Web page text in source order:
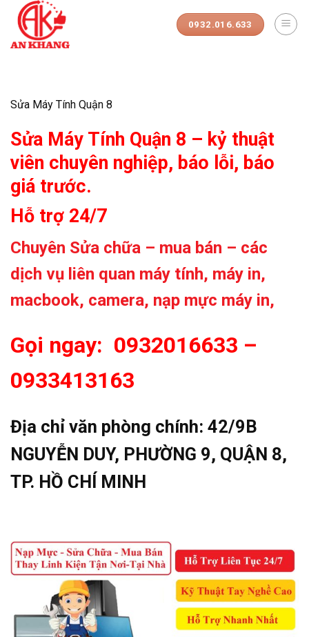
Skip
content
0932.016.633
Sửa Máy Tính Quận 8
Sửa Máy Tính Quận 8 – kỷ thuật
viên chuyên nghiệp, báo lỗi, báo
giá trước.
Hỗ trợ 24/7
Chuyên Sửa chữa – mua bán – các
dịch vụ liên quan máy tính, máy in,
macbook, camera, nạp mực máy in,
Gọi ngay: 0932016633 –
0933413163
Địa chỉ văn phòng chính: 42/9B
NGUYỄN DUY, PHƯỜNG 9, QUẬN 8,
TP. HỒ CHÍ MINH